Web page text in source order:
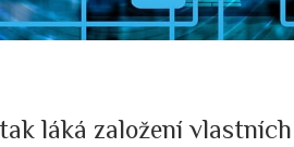
láká založení vlastních